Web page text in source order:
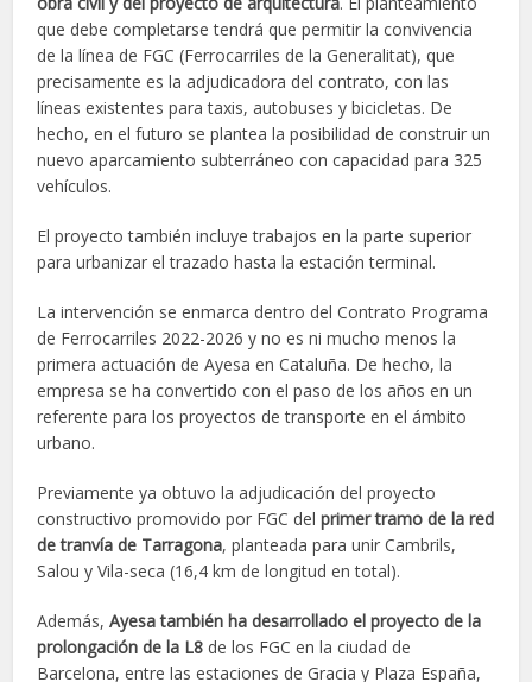
que debe completarse tendrá que permitir la convivencia
de la línea de FGC (Ferrocarriles de la Generalitat), que
precisamente es la adjudicadora del contrato, con las
líneas existentes para taxis, autobuses y bicicletas. De
hecho, en el futuro se plantea la posibilidad de construir un
nuevo aparcamiento subterráneo con capacidad para 325
vehículos.
El proyecto también incluye trabajos en la parte superior
para urbanizar el trazado hasta la estación terminal.
La intervención se enmarca dentro del Contrato Programa
de Ferrocarriles 2022-2026 y no es ni mucho menos la
primera actuación de Ayesa en Cataluña. De hecho, la
empresa se ha convertido con el paso de los años en un
referente para los proyectos de transporte en el ámbito
urbano.
Previamente ya obtuvo la adjudicación del proyecto
constructivo promovido por FGC delprimer tramo de la red
de tranvía de Tarragona, planteada para unir Cambrils,
Salou y Vila-seca (16,4 km de longitud en total).
Además,Ayesa también ha desarrollado el proyecto de la
prolongación de la L8 de los FGC en la ciudad de
Barcelona, entre las estaciones de Gracia y Plaza España,